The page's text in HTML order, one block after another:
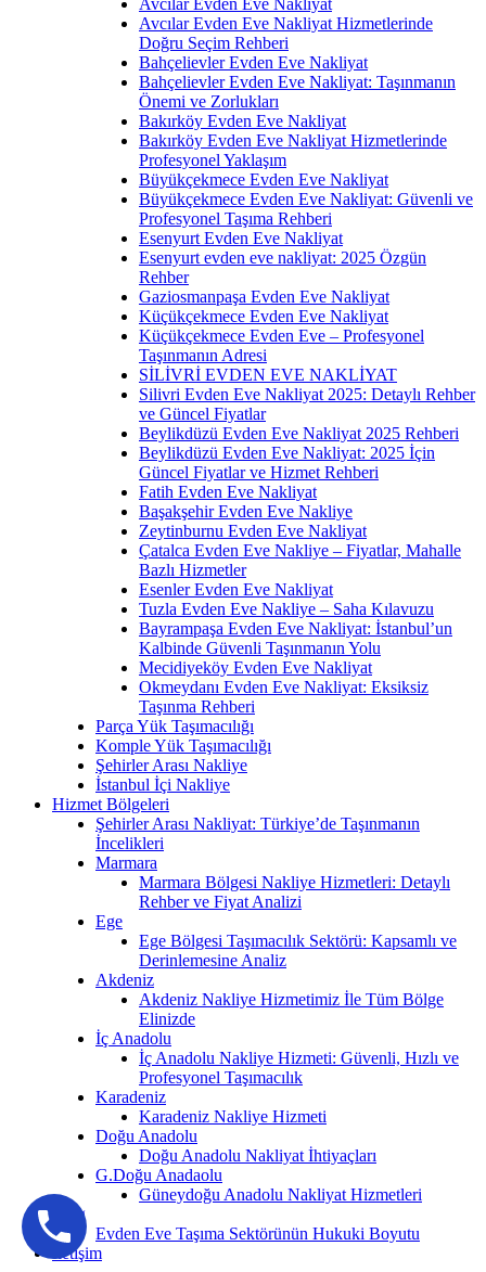
Avcılar Evden Eve Nakliyat
Avcılar Evden Eve Nakliyat Hizmetlerinde
Doğru Seçim Rehberi
Bahçelievler Evden Eve Nakliyat
Bahçelievler Evden Eve Nakliyat: Taşınmanın
Önemi ve Zorlukları
Bakırköy Evden Eve Nakliyat
Bakırköy Evden Eve Nakliyat Hizmetlerinde
Profesyonel Yaklaşım
Büyükçekmece Evden Eve Nakliyat
Büyükçekmece Evden Eve Nakliyat: Güvenli ve
Profesyonel Taşıma Rehberi
Esenyurt Evden Eve Nakliyat
Esenyurt evden eve nakliyat: 2025 Özgün
Rehber
Gaziosmanpaşa Evden Eve Nakliyat
Küçükçekmece Evden Eve Nakliyat
Küçükçekmece Evden Eve – Profesyonel
Taşınmanın Adresi
SİLİVRİ EVDEN EVE NAKLİYAT
Silivri Evden Eve Nakliyat 2025: Detaylı Rehber
ve Güncel Fiyatlar
Beylikdüzü Evden Eve Nakliyat 2025 Rehberi
Beylikdüzü Evden Eve Nakliyat: 2025 İçin
Güncel Fiyatlar ve Hizmet Rehberi
Fatih Evden Eve Nakliyat
Başakşehir Evden Eve Nakliye
Zeytinburnu Evden Eve Nakliyat
Çatalca Evden Eve Nakliye – Fiyatlar, Mahalle
Bazlı Hizmetler
Esenler Evden Eve Nakliyat
Tuzla Evden Eve Nakliye – Saha Kılavuzu
Bayrampaşa Evden Eve Nakliyat: İstanbul’un
Kalbinde Güvenli Taşınmanın Yolu
Mecidiyeköy Evden Eve Nakliyat
Okmeydanı Evden Eve Nakliyat: Eksiksiz
Taşınma Rehberi
Parça Yük Taşımacılığı
Komple Yük Taşımacılığı
Şehirler Arası Nakliye
İstanbul İçi Nakliye
Hizmet Bölgeleri
Şehirler Arası Nakliyat: Türkiye’de Taşınmanın
İncelikleri
Marmara
Marmara Bölgesi Nakliye Hizmetleri: Detaylı
Rehber ve Fiyat Analizi
Ege
Ege Bölgesi Taşımacılık Sektörü: Kapsamlı ve
Derinlemesine Analiz
Akdeniz
Akdeniz Nakliye Hizmetimiz İle Tüm Bölge
Elinizde
İç Anadolu
İç Anadolu Nakliye Hizmeti: Güvenli, Hızlı ve
Profesyonel Taşımacılık
Karadeniz
Karadeniz Nakliye Hizmeti
Doğu Anadolu
Doğu Anadolu Nakliyat İhtiyaçları
G.Doğu Anadaolu
Güneydoğu Anadolu Nakliyat Hizmetleri
Blog
Evden Eve Taşıma Sektörünün Hukuki Boyutu
İletişim